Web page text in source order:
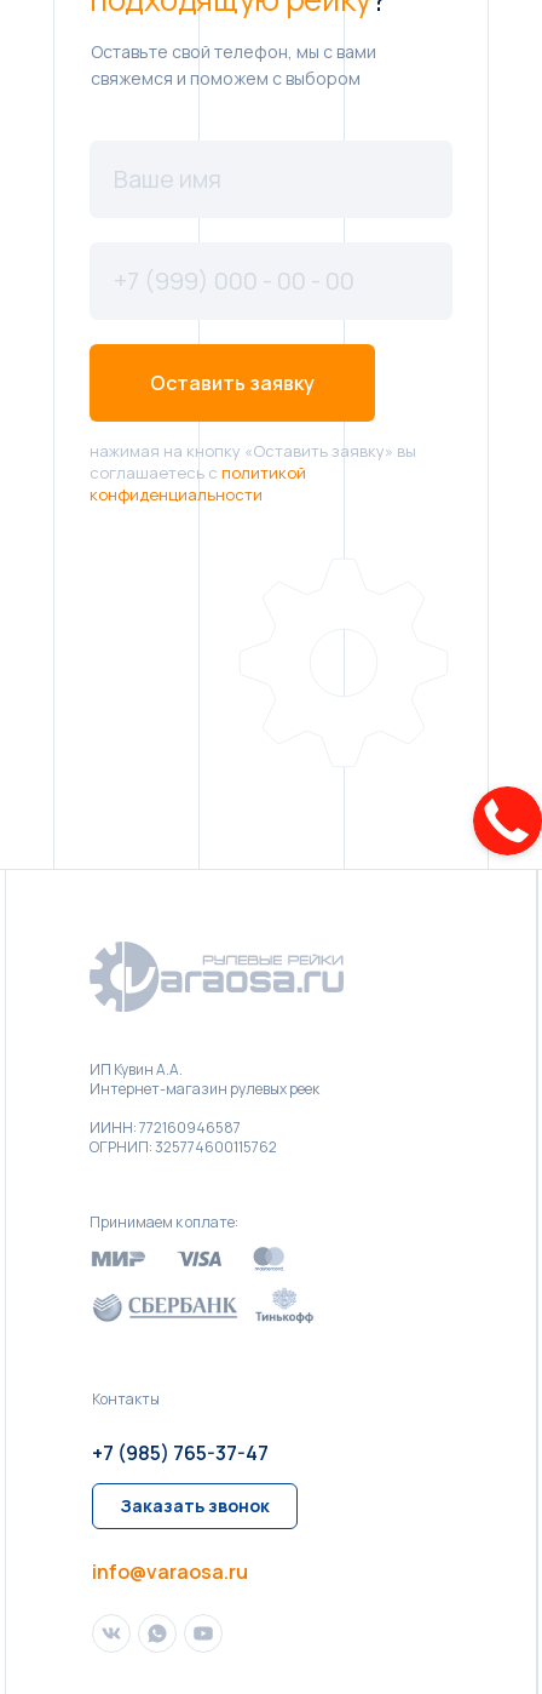
Оставьте свой телефон, мы с вами
свяжемся и поможем с выбором
Оставить заявку
нажимая на кнопку «Оставить заявку» вы
соглашаетесь с политикой
конфиденциальности
Принимаем к оплате:
Контакты
ИП Кувин А.А.
Интернет-магазин рулевых реек
ИИНН: 772160946587
ОГРНИП: 325774600115762
info@varaosa.ru
+7 (985) 765-37-47
Заказать звонок